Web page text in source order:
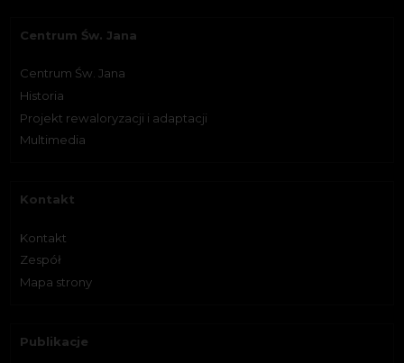
Centrum Św. Jana
Centrum Św. Jana
Historia
Projekt rewaloryzacji i adaptacji
Multimedia
Kontakt
Kontakt
Zespół
Mapa strony
Publikacje